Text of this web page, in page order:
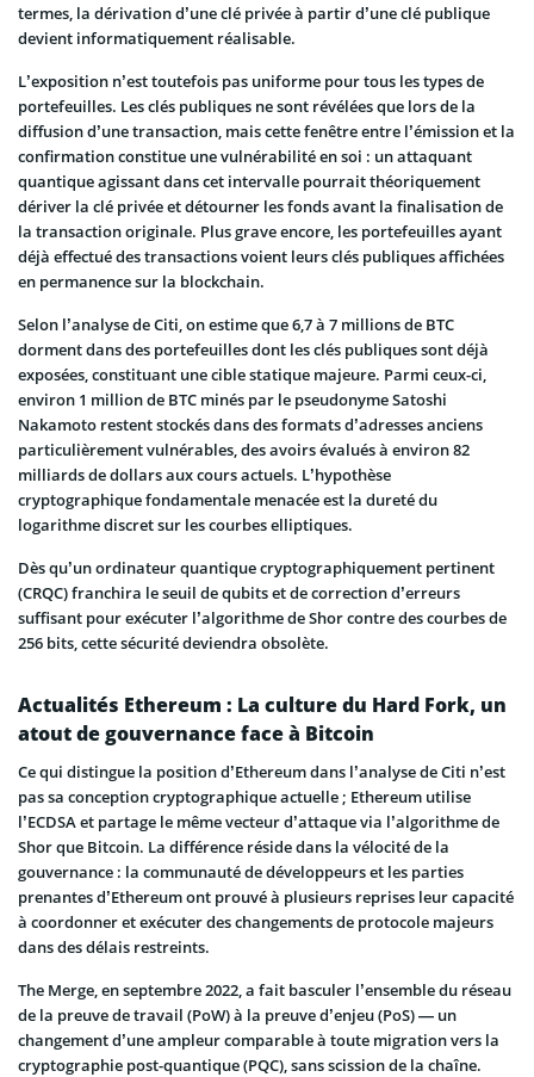
termes, la dérivation d’une clé privée à partir d’une clé publique
devient informatiquement réalisable.
L’exposition n’est toutefois pas uniforme pour tous les types de
portefeuilles. Les clés publiques ne sont révélées que lors de la
diffusion d’une transaction, mais cette fenêtre entre l’émission et la
confirmation constitue une vulnérabilité en soi : un attaquant
quantique agissant dans cet intervalle pourrait théoriquement
dériver la clé privée et détourner les fonds avant la finalisation de
la transaction originale. Plus grave encore, les portefeuilles ayant
déjà effectué des transactions voient leurs clés publiques affichées
en permanence sur la blockchain.
Selon l’analyse de Citi, on estime que 6,7 à 7 millions de BTC
dorment dans des portefeuilles dont les clés publiques sont déjà
exposées, constituant une cible statique majeure. Parmi ceux-ci,
environ 1 million de BTC minés par le pseudonyme Satoshi
Nakamoto restent stockés dans des formats d’adresses anciens
particulièrement vulnérables, des avoirs évalués à environ 82
milliards de dollars aux cours actuels. L’hypothèse
cryptographique fondamentale menacée est la dureté du
logarithme discret sur les courbes elliptiques.
Dès qu’un ordinateur quantique cryptographiquement pertinent
(CRQC) franchira le seuil de qubits et de correction d’erreurs
suffisant pour exécuter l’algorithme de Shor contre des courbes de
256 bits, cette sécurité deviendra obsolète.
Actualités Ethereum : La culture du Hard Fork, un
atout de gouvernance face à Bitcoin
Ce qui distingue la position d’Ethereum dans l’analyse de Citi n’est
pas sa conception cryptographique actuelle ; Ethereum utilise
l’ECDSA et partage le même vecteur d’attaque via l’algorithme de
Shor que Bitcoin. La différence réside dans la vélocité de la
gouvernance : la communauté de développeurs et les parties
prenantes d’Ethereum ont prouvé à plusieurs reprises leur capacité
à coordonner et exécuter des changements de protocole majeurs
dans des délais restreints.
The Merge, en septembre 2022, a fait basculer l’ensemble du réseau
de la preuve de travail (PoW) à la preuve d’enjeu (PoS) — un
changement d’une ampleur comparable à toute migration vers la
cryptographie post-quantique (PQC), sans scission de la chaîne.